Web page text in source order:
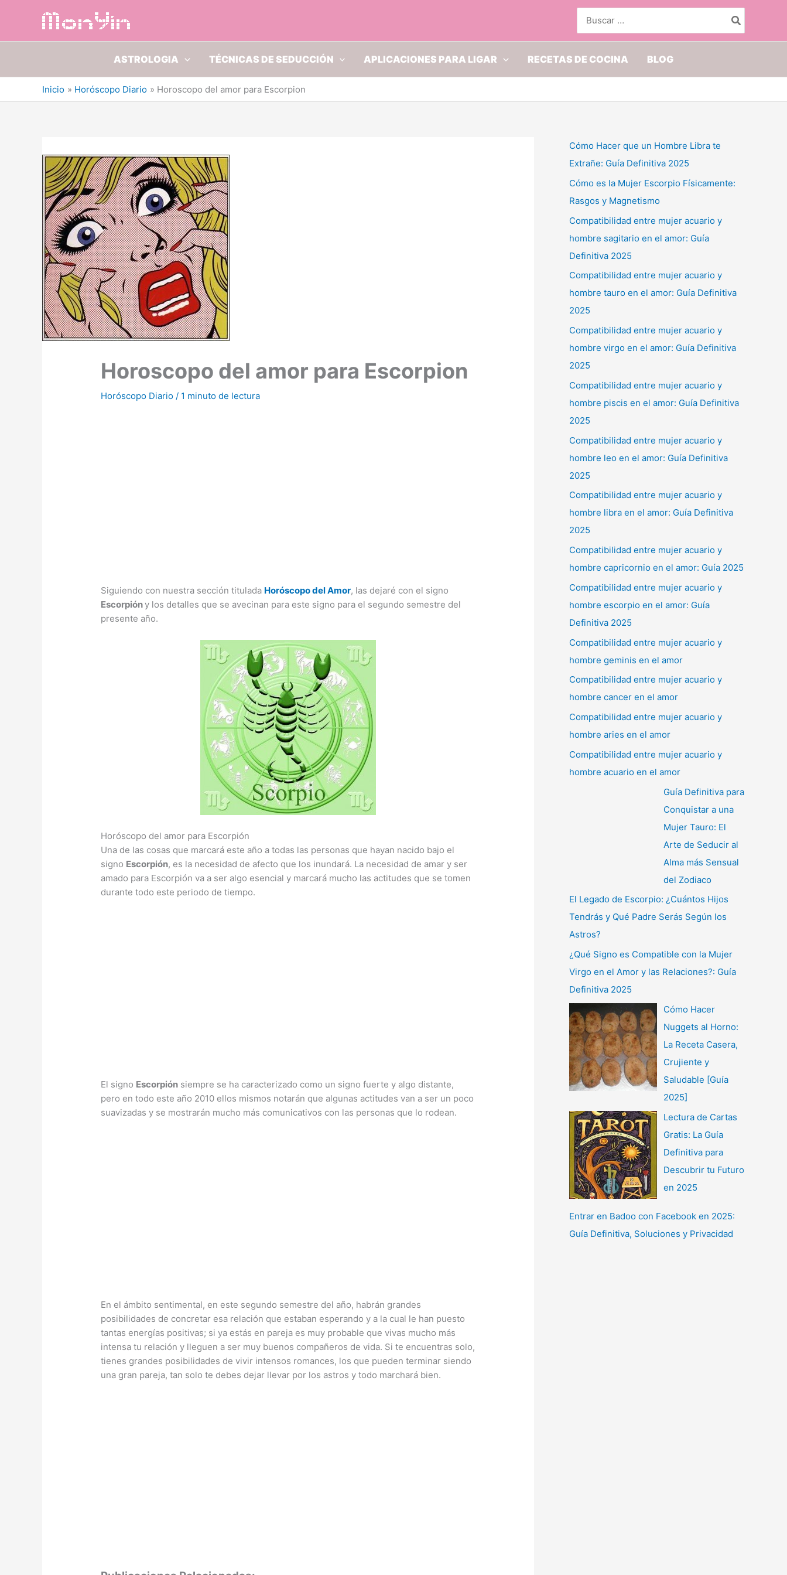
por:
ASTROLOGIA TÉCNICAS DE SEDUCCIÓN APLICACIONES PARA LIGAR RECETAS DE COCINA BLOG
Inicio Horóscopo Diario Horoscopo del amor para Escorpion
Horoscopo del amor para Escorpion
Horóscopo Diario / 1 minuto de lectura
Siguiendo con nuestra sección titulada Horóscopo del Amor, las dejaré con el signo
Escorpióny los detalles que se avecinan para este signo para el segundo semestre del
presente año.
Horóscopo del amor para Escorpión
Una de las cosas que marcará este año a todas las personas que hayan nacido bajo el
signo Escorpión, es la necesidad de afecto que los inundará. La necesidad de amar y ser
amado para Escorpión va a ser algo esencial y marcará mucho las actitudes que se tomen
durante todo este periodo de tiempo.
El signo Escorpión siempre se ha caracterizado como un signo fuerte y algo distante,
pero en todo este año 2010 ellos mismos notarán que algunas actitudes van a ser un poco
suavizadas y se mostrarán mucho más comunicativos con las personas que lo rodean.
En el ámbito sentimental, en este segundo semestre del año, habrán grandes
posibilidades de concretar esa relación que estaban esperando y a la cual le han puesto
tantas energías positivas; si ya estás en pareja es muy probable que vivas mucho más
intensa tu relación y lleguen a ser muy buenos compañeros de vida. Si te encuentras solo,
tienes grandes posibilidades de vivir intensos romances, los que pueden terminar siendo
una gran pareja, tan solo te debes dejar llevar por los astros y todo marchará bien.
Cómo Hacer que un Hombre Libra te
Extrañe: Guía Definitiva 2025
Cómo es la Mujer Escorpio Físicamente:
Rasgos y Magnetismo
Compatibilidad entre mujer acuario y
hombre sagitario en el amor: Guía
Definitiva 2025
Compatibilidad entre mujer acuario y
hombre tauro en el amor: Guía Definitiva
2025
Compatibilidad entre mujer acuario y
hombre virgo en el amor: Guía Definitiva
2025
Compatibilidad entre mujer acuario y
hombre piscis en el amor: Guía Definitiva
2025
Compatibilidad entre mujer acuario y
hombre leo en el amor: Guía Definitiva
2025
Compatibilidad entre mujer acuario y
hombre libra en el amor: Guía Definitiva
2025
Compatibilidad entre mujer acuario y
hombre capricornio en el amor: Guía 2025
Compatibilidad entre mujer acuario y
hombre escorpio en el amor: Guía
Definitiva 2025
Compatibilidad entre mujer acuario y
hombre geminis en el amor
Compatibilidad entre mujer acuario y
hombre cancer en el amor
Compatibilidad entre mujer acuario y
hombre aries en el amor
Compatibilidad entre mujer acuario y
hombre acuario en el amor
Guía Definitiva para
Conquistar a una
Mujer Tauro: El
Arte de Seducir al
Alma más Sensual
del Zodiaco
El Legado de Escorpio: ¿Cuántos Hijos
Tendrás y Qué Padre Serás Según los
Astros?
¿Qué Signo es Compatible con la Mujer
Virgo en el Amor y las Relaciones?: Guía
Definitiva 2025
Cómo Hacer
Nuggets al Horno:
La Receta Casera,
Crujiente y
Saludable [Guía
2025]
Lectura de Cartas
Gratis: La Guía
Definitiva para
Descubrir tu Futuro
en 2025
Entrar en Badoo con Facebook en 2025:
Guía Definitiva, Soluciones y Privacidad